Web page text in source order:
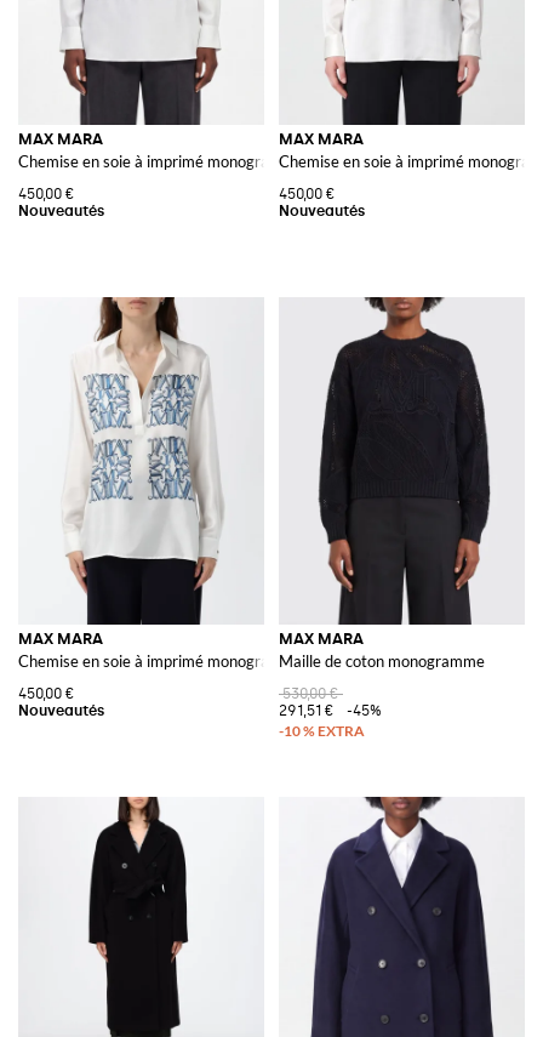
MAX MARA
Chemise en soie à imprimé monogramme avec col classique
450,00 €
MAX MARA
Chemise en soie à imprimé
450,00 €
MAX MARA
Chemise en soie à imprimé monogramme avec col classique
450,00 €
MAX MARA
Maille de coton monogramme
530,00 €
291,51 €
-45%